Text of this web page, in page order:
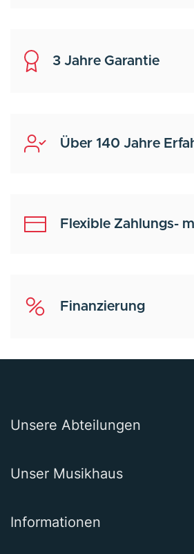
3 Jahre Garantie
Über 140 Jahre
Flexible Zahlungs-
Finanzierung
Unsere Abteilungen
Unser Musikhaus
Informationen